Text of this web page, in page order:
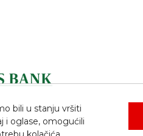
bili u stanju vršiti
i oglase, omogućili